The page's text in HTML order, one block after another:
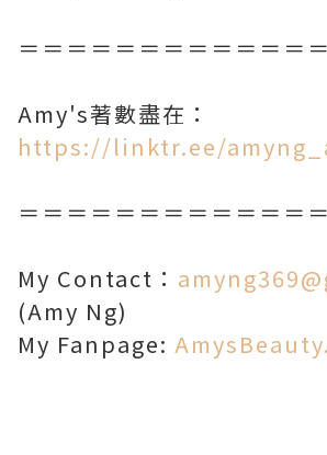
＝＝＝＝＝＝＝＝＝＝＝＝
Amy's著數盡在：
https://linktr.ee/
＝＝＝＝＝＝＝＝＝＝＝＝
My Contact：
(Amy Ng)
My Fanpage: